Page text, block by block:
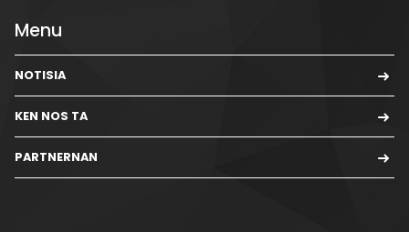
Menu
NOTISIA
KEN NOS TA
PARTNERNAN